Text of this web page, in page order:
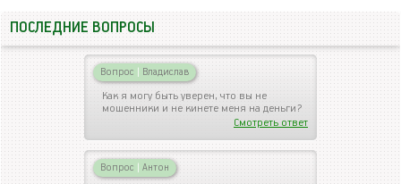
ПОСЛЕДНИЕ ВОПРОСЫ
Вопрос | Владислав
Как я могу быть уверен, что вы не
мошенники и не кинете меня на деньги?
Смотреть ответ
Вопрос | Антон